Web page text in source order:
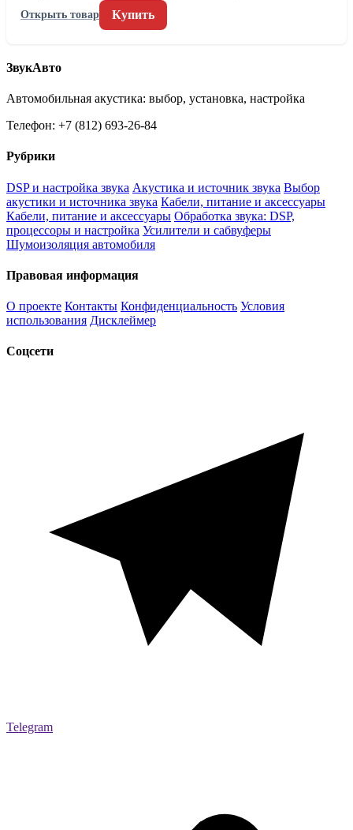
Открыть товар
Купить
ЗвукАвто
Автомобильная акустика: выбор, установка, настройка
Телефон: +7 (812) 693-26-84
Рубрики
DSP и настройка звука Акустика и источник звука Выбор
акустики и источника звука Кабели, питание и аксессуары
Кабели, питание и аксессуары Обработка звука: DSP,
процессоры и настройка Усилители и сабвуферы
Шумоизоляция автомобиля
Правовая информация
О проекте Контакты Конфиденциальность Условия
использования Дисклеймер
Соцсети
Telegram